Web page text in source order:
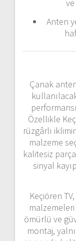
ve
Anten
Çanak
Özellikle
rüzgârlı
malzeme
kalitesiz
sinyal
Keçiören TV,
malzemeleri
ömürlü ve
montaj,